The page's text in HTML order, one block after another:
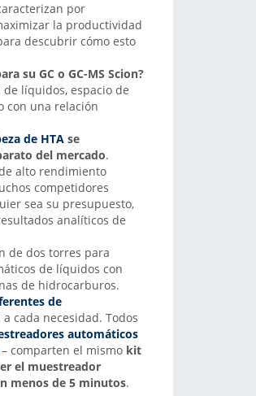
por
la productividad
descubrir cómo esto
su GC o GC-MS Scion?
líquidos, espacio de
con una relación
de HTA se
del mercado.
alto rendimiento
competidores
sea su presupuesto,
analíticos de
de dos torres para
de líquidos con
de hidrocarburos.
de
cada necesidad. Todos
automáticos
– comparten el mismo kit
el muestreador
menos de 5 minutos.